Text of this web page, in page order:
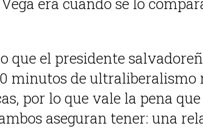
era cuando se lo
que el presidente
minutos de
por lo que vale la pena
aseguran tener: una